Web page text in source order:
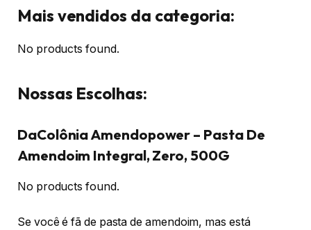
Mais vendidos da categoria:
No products found.
Nossas Escolhas:
DaColônia Amendopower – Pasta De
Amendoim Integral, Zero, 500G
No products found.
Se você é fã de pasta de amendoim, mas está